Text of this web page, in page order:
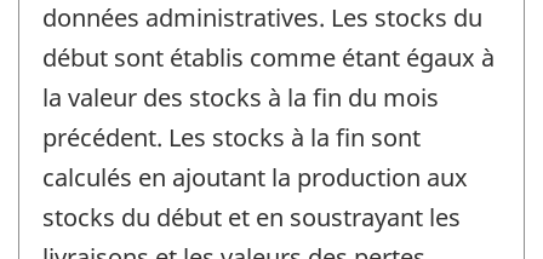
données administratives. Les stocks du
début sont établis comme étant égaux à
la valeur des stocks à la fin du mois
précédent. Les stocks à la fin sont
calculés en ajoutant la production aux
stocks du début et en soustrayant les